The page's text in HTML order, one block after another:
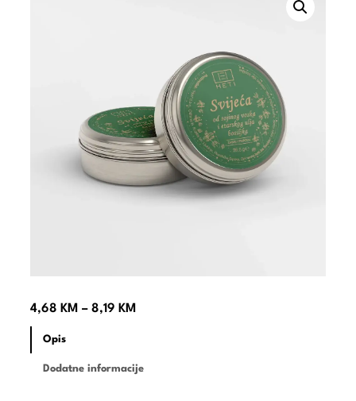
4,68 KM – 8,19 KM
Opis
Dodatne informacije